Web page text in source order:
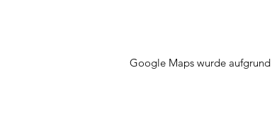
Google Maps wurde